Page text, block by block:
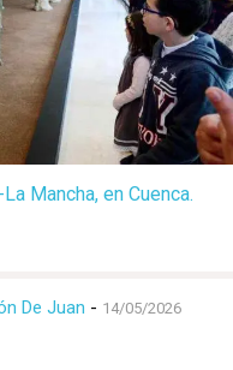
Mancha, en Cuenca.
De Juan - 14/05/2026